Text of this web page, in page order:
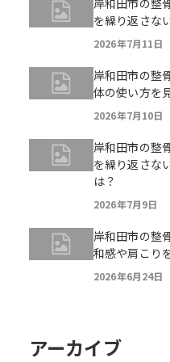
岸和田市の整
を繰り返さな
2026年7月11日
岸和田市の整
体の使い方を
2026年7月10日
岸和田市の整
を繰り返さな
は？
2026年7月9日
岸和田市の整
和感や肩こり
2026年6月24日
アーカイブ